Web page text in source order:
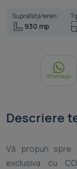
Suprafață teren:
930 mp
Whatsapp
Descriere
Vă propun spre
exclusiva cu